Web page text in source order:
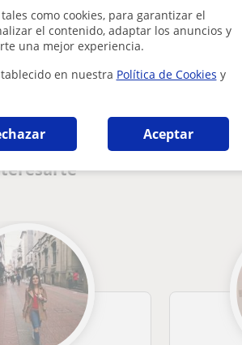
como cookies, para garantizar el
el contenido, adaptar los anuncios y
una mejor experiencia.
en nuestra Política de Cookies y
Aceptar
este perfil?Cuéntanos